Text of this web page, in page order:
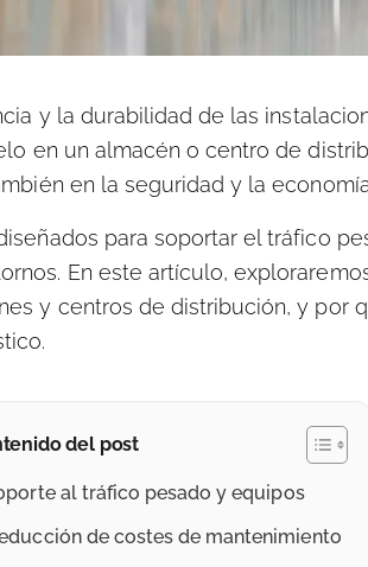
y la durabilidad de las
en un almacén o centro de
en la seguridad y la
para soportar el tráfico
En este artículo,
y centros de distribución, y por
del post
al tráfico pesado y equipos
de costes de mantenimiento